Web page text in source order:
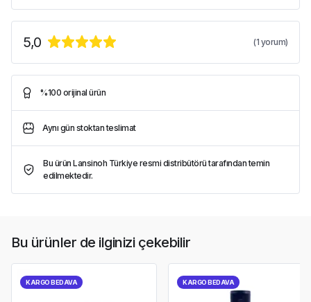
5,0 (1 yorum)
%100 orijinal ürün
Aynı gün stoktan teslimat
Bu ürün Lansinoh Türkiye resmi distribütörü tarafından temin
edilmektedir.
Bu ürünler de ilginizi çekebilir
KARGO BEDAVA KARGO BEDAVA